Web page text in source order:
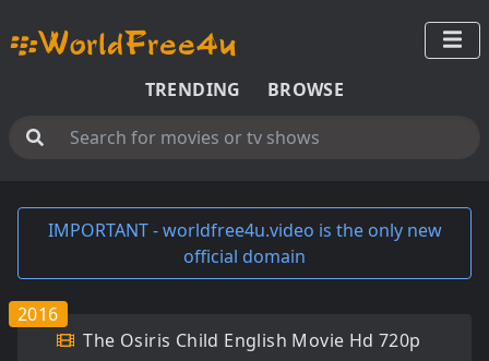
TRENDING BROWSE
IMPORTANT - worldfree4u.video is the only new
official domain
The Osiris Child English Movie Hd 720p
2016